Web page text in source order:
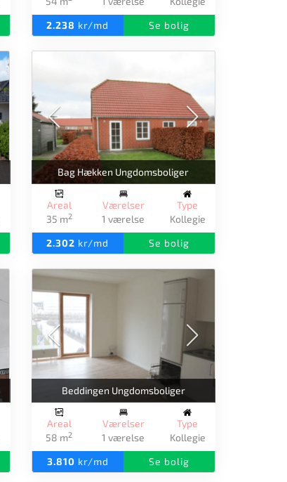
2.238 kr/md Se bolig
Bag Hækken Ungdomsboliger
Areal
35 m2
Værelser
1 værelse
Type
Kollegie
2.302 kr/md Se bolig
Beddingen Ungdomsboliger
Areal
58 m2
Værelser
1 værelse
Type
Kollegie
3.810 kr/md Se bolig